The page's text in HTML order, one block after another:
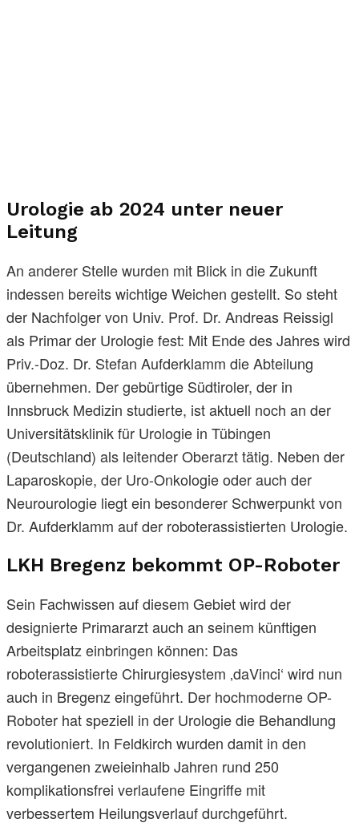
Urologie ab 2024 unter neuer
Leitung
An anderer Stelle wurden mit Blick in die Zukunft
indessen bereits wichtige Weichen gestellt. So steht
der Nachfolger von Univ. Prof. Dr. Andreas Reissigl
als Primar der Urologie fest: Mit Ende des Jahres wird
Priv.-Doz. Dr. Stefan Aufderklamm die Abteilung
übernehmen. Der gebürtige Südtiroler, der in
Innsbruck Medizin studierte, ist aktuell noch an der
Universitätsklinik für Urologie in Tübingen
(Deutschland) als leitender Oberarzt tätig. Neben der
Laparoskopie, der Uro-Onkologie oder auch der
Neurourologie liegt ein besonderer Schwerpunkt von
Dr. Aufderklamm auf der roboterassistierten Urologie.
LKH Bregenz bekommt OP-Roboter
Sein Fachwissen auf diesem Gebiet wird der
designierte Primararzt auch an seinem künftigen
Arbeitsplatz einbringen können: Das
roboterassistierte Chirurgiesystem ‚daVinci‘ wird nun
auch in Bregenz eingeführt. Der hochmoderne OP-
Roboter hat speziell in der Urologie die Behandlung
revolutioniert. In Feldkirch wurden damit in den
vergangenen zweieinhalb Jahren rund 250
komplikationsfrei verlaufene Eingriffe mit
verbessertem Heilungsverlauf durchgeführt.